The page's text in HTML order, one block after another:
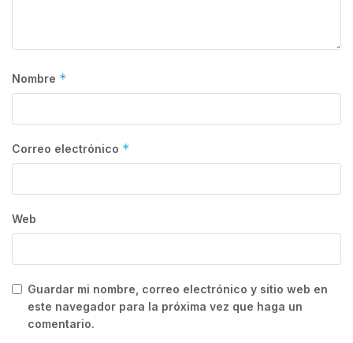
Nombre *
Correo electrónico *
Web
Guardar mi nombre, correo electrónico y sitio web en
este navegador para la próxima vez que haga un
comentario.